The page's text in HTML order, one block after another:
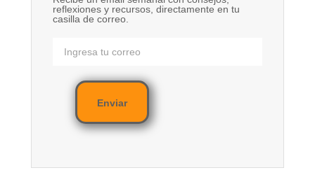
reflexiones y recursos, directamente en tu
casilla de correo.
Enviar